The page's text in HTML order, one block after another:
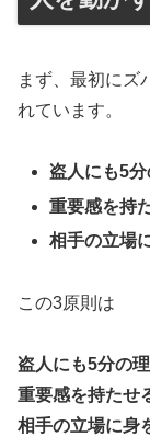
まず、最初にズ
れています。
盗人にも5
重要感を持
相手の立場
この3原則は
盗人にも5分の
重要感を持たせ
相手の立場に身